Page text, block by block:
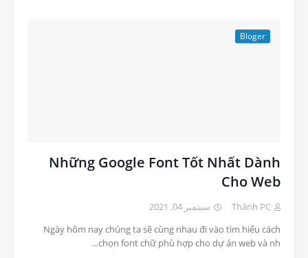
Bloger
Những Google Font Tốt Nhất Dành
Cho Web
Thành PC
سبتمبر 04, 2021
Ngày hôm nay chúng ta sẽ cùng nhau đi vào tìm hiểu cách
chọn font chữ phù hợp cho dự án web và nh…